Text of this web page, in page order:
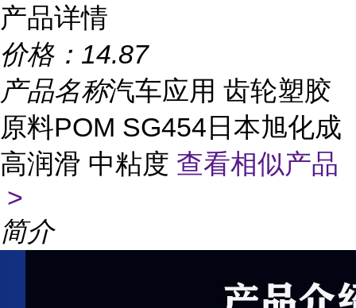
产品详情
价格： 14.87
产品名称汽车应用 齿轮塑胶
原料POM SG454日本旭化成
高润滑 中粘度 查看相似产品
>
简介